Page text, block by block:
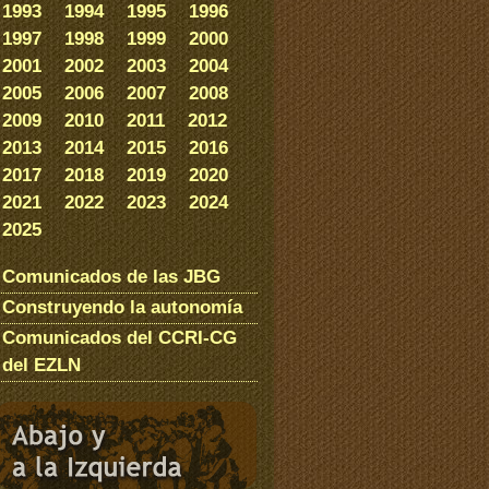
1993 1994 1995
1996
1997
1998 1999
2000
2001
2002 2003
2004
2005
2006 2007
2008
2009
2010 2011
2012
2013
2014 2015
2016
2017
2018 2019
2020
2021
2022 2023
2024
2025
Comunicados de las JBG
Construyendo la autonomía
Comunicados del CCRI-CG
del EZLN